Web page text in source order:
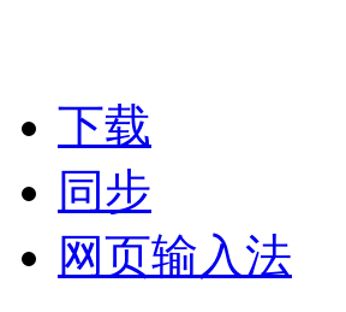
下载
同步
网页输入法